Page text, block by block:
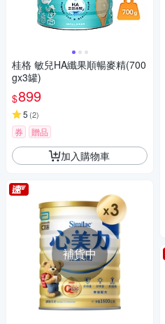
桂格 敏兒HA纖果順暢麥精(700
gx3罐)
$899
5 (2)
券 贈品
加入購物車
補貨中